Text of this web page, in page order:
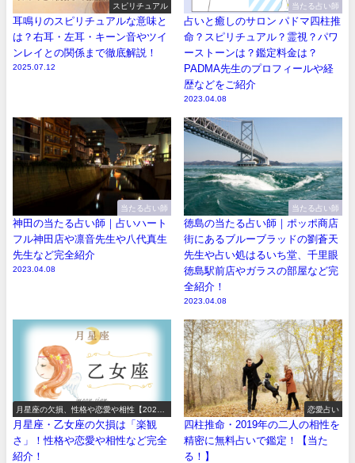
スピリチュアル
耳鳴りのスピリチュアルな意味と
は？右耳・左耳・キーン音やツイ
ンレイとの関係まで徹底解説！
2025.07.12
当たる占い師
占いと癒しのサロン パドマ四柱推
命？スピリチュアル？霊視？パワ
ーストーンは？鑑定料金は？
PADMA先生のプロフィールや経
歴などをご紹介
2023.04.08
当たる占い師
神田の当たる占い師｜占いハート
フル神田店や凛音先生や八代真生
先生など完全紹介
2023.04.08
当たる占い師
徳島の当たる占い師｜ポッポ商店
街にあるブルーブラッドの劉蒼天
先生や占い処はるいち堂、千里眼
徳島駅前店やガラスの部屋など完
全紹介！
2023.04.08
月星座の欠損、性格や恋愛や相性【2026
年版】
月星座・乙女座の欠損は「楽観
さ」！性格や恋愛や相性など完全
紹介！
恋愛占い
四柱推命・2019年の二人の相性を
精密に無料占いで鑑定！【当た
る！】